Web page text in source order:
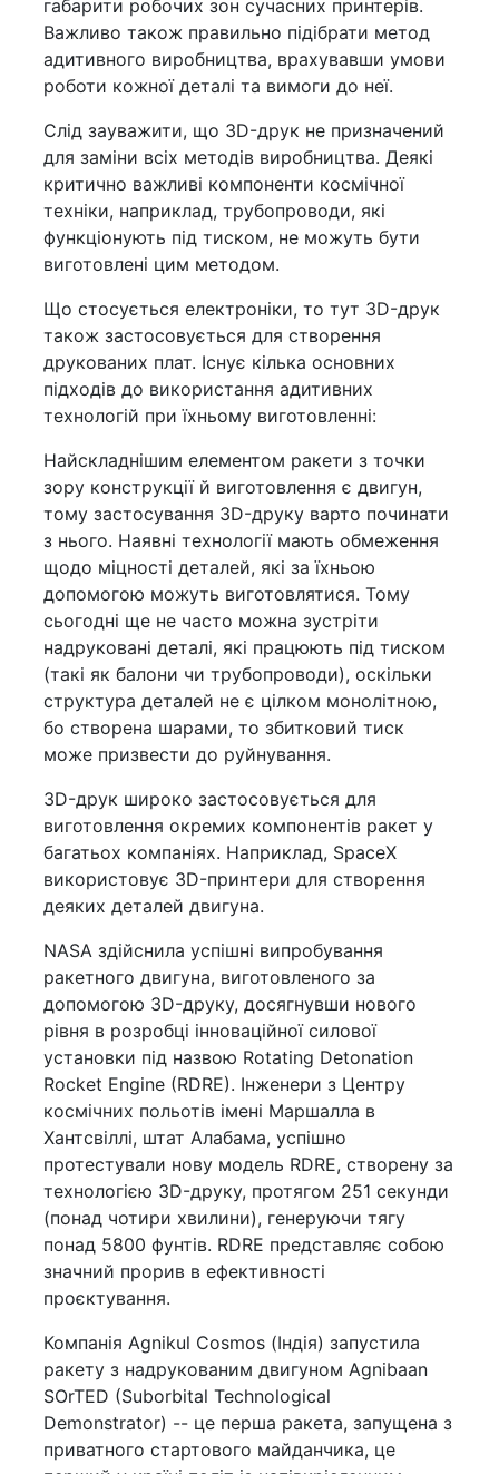
габарити робочих зон сучасних принтерів.
Важливо також правильно підібрати метод
адитивного виробництва, врахувавши умови
роботи кожної деталі та вимоги до неї.
Слід зауважити, що 3D-друк не призначений
для заміни всіх методів виробництва. Деякі
критично важливі компоненти космічної
техніки, наприклад, трубопроводи, які
функціонують під тиском, не можуть бути
виготовлені цим методом.
Що стосується електроніки, то тут 3D-друк
також застосовується для створення
друкованих плат. Існує кілька основних
підходів до використання адитивних
технологій при їхньому виготовленні:
Найскладнішим елементом ракети з точки
зору конструкції й виготовлення є двигун,
тому застосування 3D-друку варто починати
з нього. Наявні технології мають обмеження
щодо міцності деталей, які за їхньою
допомогою можуть виготовлятися. Тому
сьогодні ще не часто можна зустріти
надруковані деталі, які працюють під тиском
(такі як балони чи трубопроводи), оскільки
структура деталей не є цілком монолітною,
бо створена шарами, то збитковий тиск
може призвести до руйнування.
3D-друк широко застосовується для
виготовлення окремих компонентів ракет у
багатьох компаніях. Наприклад, SpaceX
використовує 3D-принтери для створення
деяких деталей двигуна.
NASA здійснила успішні випробування
ракетного двигуна, виготовленого за
допомогою 3D-друку, досягнувши нового
рівня в розробці інноваційної силової
установки під назвою Rotating Detonation
Rocket Engine (RDRE). Інженери з Центру
космічних польотів імені Маршалла в
Хантсвіллі, штат Алабама, успішно
протестували нову модель RDRE, створену за
технологією 3D-друку, протягом 251 секунди
(понад чотири хвилини), генеруючи тягу
понад 5800 фунтів. RDRE представляє собою
значний прорив в ефективності
проєктування.
Компанія Agnikul Cosmos (Індія) запустила
ракету з надрукованим двигуном Agnibaan
SOrTED (Suborbital Technological
Demonstrator) -- це перша ракета, запущена з
приватного стартового майданчика, це